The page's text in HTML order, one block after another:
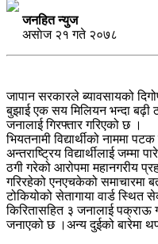
जनहित न्युज
असाेज २१ गते २०७८
जापान सरकारले ब्यावसायको
बुझाई एक सय मिलियन भन्दा बढ़ी
जनालाई गिरफ्तार गरिएको छ ।
भियतनामी विद्यार्थीको नाममा
अन्तराष्ट्रिय विद्यार्थीलाई जम्मा
ठगी गरेको आरोपमा महानगरीय
गरिरहेको एनएचकेको समाचारमा
टोकियोको सेतागाया वार्ड
किरितासहित ३ जनालाई
जनाएको छ ।अन्य दुईको बारेमा